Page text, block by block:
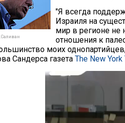
"Я всегда
Израиля на
мир в регионе не
отношения к
моих
Сандерса газета Тhe New York